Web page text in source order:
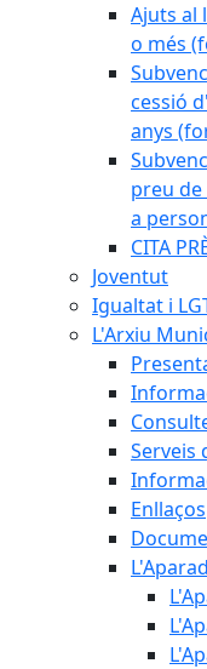
Ajuts al
o més
cessió
anys
preu
a
CITA
Joventut
Igualtat i
L'Arxiu
Serveis
Enllaços